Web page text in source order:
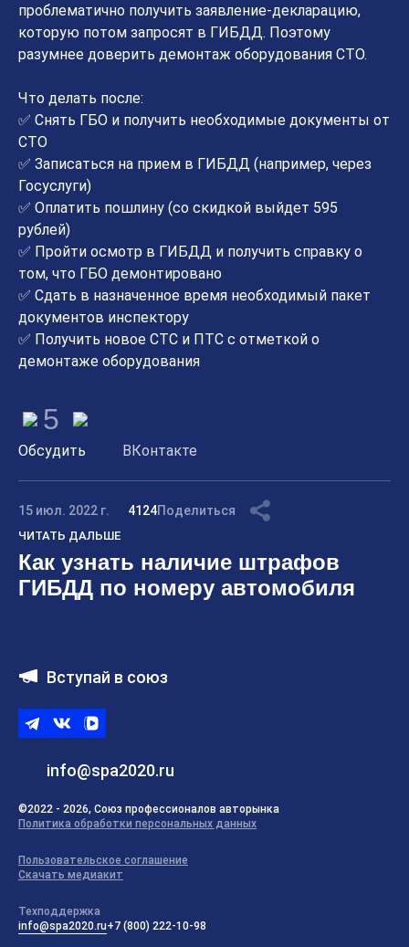
проблематично получить заявление-декларацию,
которую потом запросят в ГИБДД. Поэтому
разумнее доверить демонтаж оборудования СТО.
Что делать после:
✅ Снять ГБО и получить необходимые документы от
СТО
✅ Записаться на прием в ГИБДД (например, через
Госуслуги)
✅ Оплатить пошлину (со скидкой выйдет 595
рублей)
✅ Пройти осмотр в ГИБДД и получить справку о
том, что ГБО демонтировано
✅ Сдать в назначенное время необходимый пакет
документов инспектору
✅ Получить новое СТС и ПТС с отметкой о
демонтаже оборудования
5
Обсудить ВКонтакте
15 июл. 2022 г. 4124Поделиться
ЧИТАТЬ ДАЛЬШЕ
Как узнать наличие штрафов
ГИБДД по номеру автомобиля
Вступай в союз
info@spa2020.ru
TelegramВКонтакте
ВК
©2022 - 2026, Союз профессионалов авторынка
Политика обработки персональных данных
Пользовательское соглашение
Скачать медиакит
Техподдержка
info@spa2020.ru+7 (800) 222-10-98